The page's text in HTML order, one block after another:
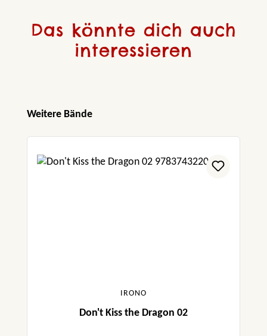
Das könnte dich auch
interessieren
Produktgalerie überspringen
Weitere Bände
IRONO
Don't Kiss the Dragon 02